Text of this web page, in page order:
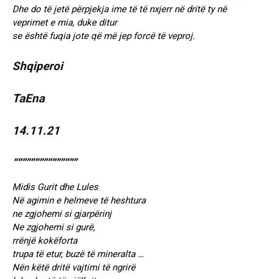
Dhe do të jetë përpjekja ime të të nxjerr në dritë ty në
veprimet e mia, duke ditur
se është fuqia jote që më jep forcë të veproj.
Shqiperoi
TaEna
14.11.21
“””””””””””””””
Midis Gurit dhe Lules
Në agimin e helmeve të heshtura
ne zgjohemi si gjarpërinj
Ne zgjohemi si gurë,
rrënjë kokëforta
trupa të etur, buzë të mineralta …
Nën këtë dritë vajtimi të ngrirë